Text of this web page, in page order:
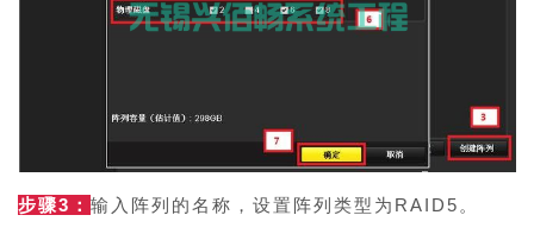
步骤3： 输入阵列的名称，设置阵列类型为RAID5。